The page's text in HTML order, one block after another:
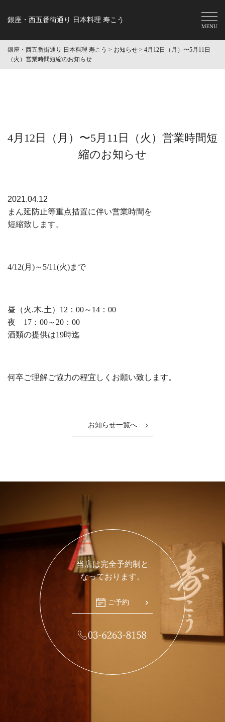
銀座・西五番街通り 日本料理 寿こう
銀座・西五番街通り 日本料理 寿こう > お知らせ > 4月12日（月）〜5月11日
（火）営業時間短縮のお知らせ
4月12日（月）〜5月11日（火）営業時間短
縮のお知らせ
2021.04.12
まん延防止等重点措置に伴い営業時間を
短縮致します。
4/12(月)～5/11(火)まで
昼（火.木.土）12：00～14：00
夜 17：00～20：00
酒類の提供は19時迄
何卒ご理解ご協力の程宜しくお願い致します。
お知らせ一覧へ
当店は完全予約制と
なっております。
ご予約